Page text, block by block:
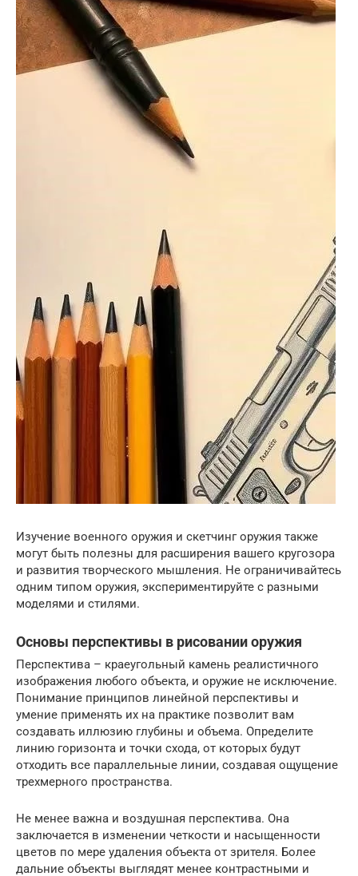
Изучение военного оружия и скетчинг оружия также
могут быть полезны для расширения вашего кругозора
и развития творческого мышления. Не ограничивайтесь
одним типом оружия, экспериментируйте с разными
моделями и стилями.
Основы перспективы в рисовании оружия
Перспектива – краеугольный камень реалистичного
изображения любого объекта, и оружие не исключение.
Понимание принципов линейной перспективы и
умение применять их на практике позволит вам
создавать иллюзию глубины и объема. Определите
линию горизонта и точки схода, от которых будут
отходить все параллельные линии, создавая ощущение
трехмерного пространства.
Не менее важна и воздушная перспектива. Она
заключается в изменении четкости и насыщенности
цветов по мере удаления объекта от зрителя. Более
дальние объекты выглядят менее контрастными и